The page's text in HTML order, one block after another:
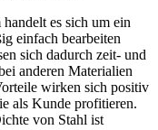
es sich um ein
einfach bearbeiten
sich dadurch zeit- und
anderen Materialien
wirken sich positiv
als Kunde profitieren.
von Stahl ist